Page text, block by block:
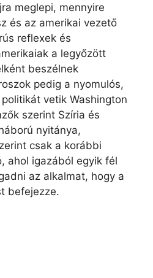
meglepi, mennyire
és az amerikai vezető
reflexek és
a legyőzött
beszélnek
pedig a nyomulós,
vetik Washington
szerint Szíria és
nyitánya,
csak a korábbi
ahol igazából egyik fél
az alkalmat, hogy a
befejezze.